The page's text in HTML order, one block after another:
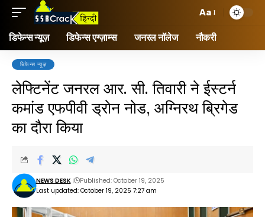
Aa
डिफेन्स न्यूज़ डिफेन्स एग्ज़ाम्स जनरल नॉलेज नौकरी
डिफेन्स न्यूज़
लेफ्टिनेंट जनरल आर. सी. तिवारी ने ईस्टर्न
कमांड एफपीवी ड्रोन नोड, अग्निरथ ब्रिगेड
का दौरा किया
Last updated: October 19, 2025 7:27 am
NEWS DESK Published: October 19, 2025